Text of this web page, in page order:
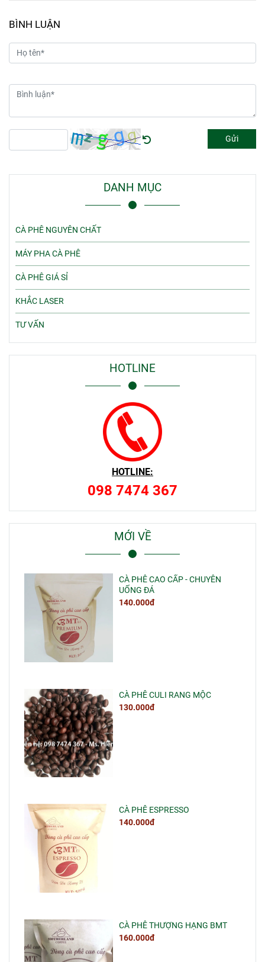
BÌNH LUẬN
Gửi
DANH MỤC
CÀ PHÊ NGUYÊN CHẤT
MÁY PHA CÀ PHÊ
CÀ PHÊ GIÁ SỈ
KHẮC LASER
TƯ VẤN
HOTLINE
HOTLINE:
098 7474 367
MỚI VỀ
CÀ PHÊ CAO CẤP - CHUYÊN
UỐNG ĐÁ
140.000đ
CÀ PHÊ CULI RANG MỘC
130.000đ
CÀ PHÊ ESPRESSO
140.000đ
CÀ PHÊ THƯỢNG HẠNG BMT
160.000đ